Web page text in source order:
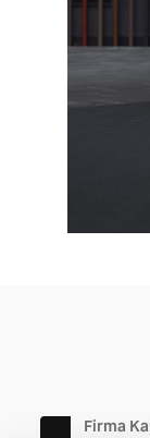
Firma